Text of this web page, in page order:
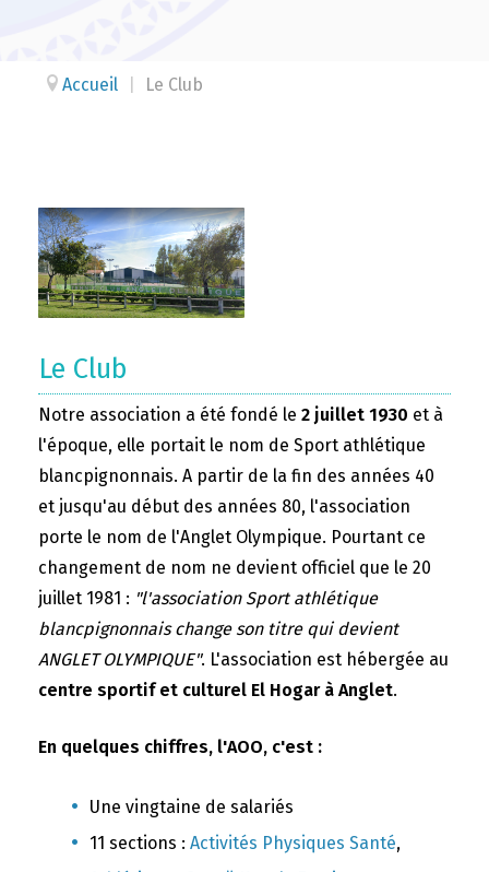
Accueil Le Club
Le Club
Notre association a été fondé le 2 juillet 1930 et à
l'époque, elle portait le nom de Sport athlétique
blancpignonnais. A partir de la fin des années 40
et jusqu'au début des années 80, l'association
porte le nom de l'Anglet Olympique. Pourtant ce
changement de nom ne devient officiel que le 20
juillet 1981 : "l'association Sport athlétique
blancpignonnais change son titre qui devient
ANGLET OLYMPIQUE". L'association est hébergée au
centre sportif et culturel El Hogar à Anglet.
En quelques chiffres, l'AOO, c'est :
Une vingtaine de salariés
11 sections : Activités Physiques Santé,